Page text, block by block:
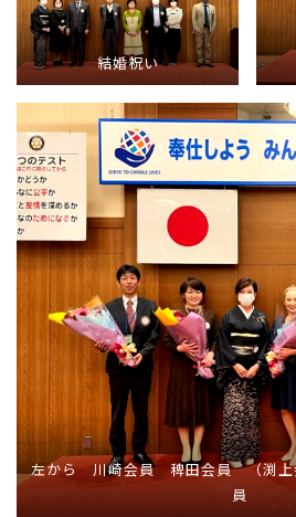
結婚祝い
左から 川崎会員 稗田会員 （渕
員